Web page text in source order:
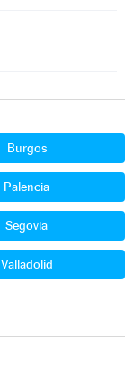
Burgos
Palencia
Segovia
Valladolid